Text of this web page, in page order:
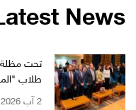
News
تحت مظلة
طلاب
2 آب 2026